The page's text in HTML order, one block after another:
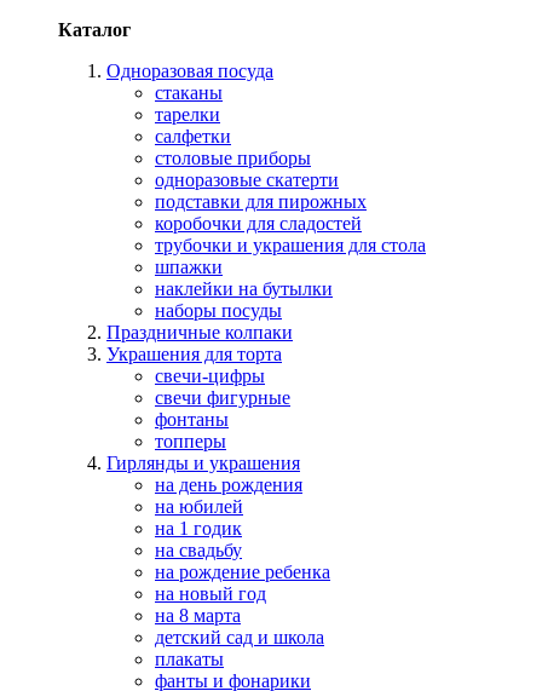
Каталог
Одноразовая посуда
стаканы
тарелки
салфетки
столовые приборы
одноразовые скатерти
подставки для пирожных
коробочки для сладостей
трубочки и украшения для стола
шпажки
наклейки на бутылки
наборы посуды
Праздничные колпаки
Украшения для торта
свечи-цифры
свечи фигурные
фонтаны
топперы
Гирлянды и украшения
на день рождения
на юбилей
на 1 годик
на свадьбу
на рождение ребенка
на новый год
на 8 марта
детский сад и школа
плакаты
фанты и фонарики